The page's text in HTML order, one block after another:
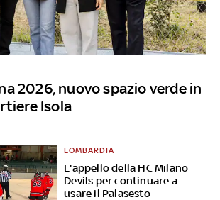
2026, nuovo spazio verde in
Isola
L'appello della HC Milano
Devils per continuare a
usare il Palasesto
LOMBARDIA